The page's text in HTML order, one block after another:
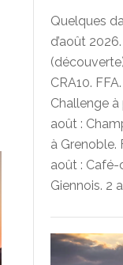
Quelques
d’août
CRA10.
Challenge à
août :
à Grenoble.
août : Café-
Giennois. 2